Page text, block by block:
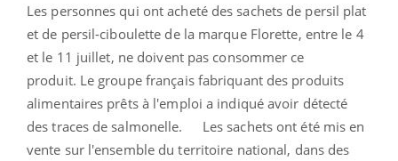
Les personnes qui ont acheté des sachets de persil plat
et de persil-ciboulette de la marque Florette, entre le 4
et le 11 juillet, ne doivent pas consommer ce
produit. Le groupe français fabriquant des produits
alimentaires prêts à l'emploi a indiqué avoir détecté
des traces de salmonelle. Les sachets ont été mis en
vente sur l'ensemble du territoire national, dans des